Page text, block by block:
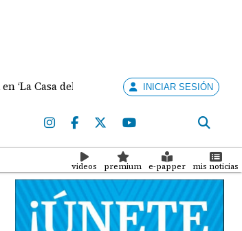
del Dragón’ Minsa confirma
INICIAR SESIÓN
videos premium e-papper mis noticias